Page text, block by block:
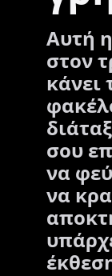
Αυτή
στον
κάνει
σου
να
να